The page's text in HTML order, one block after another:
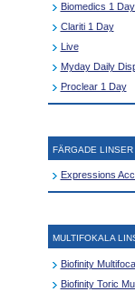
Biomedics 1
Clariti 1 Day
Live
Myday Daily
Proclear 1 Day
FÄRGADE LINSER
Expressions
MULTIFOKALA
Biofinity
Biofinity Toric